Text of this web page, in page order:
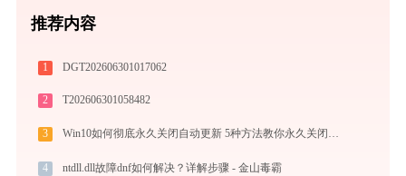
推荐内容
1 DGT202606301017062
2 T202606301058482
3 Win10如何彻底永久关闭自动更新 5种方法教你永久关闭win10自动更新
4 ntdll.dll故障dnf如何解决？详解步骤 - 金山毒霸